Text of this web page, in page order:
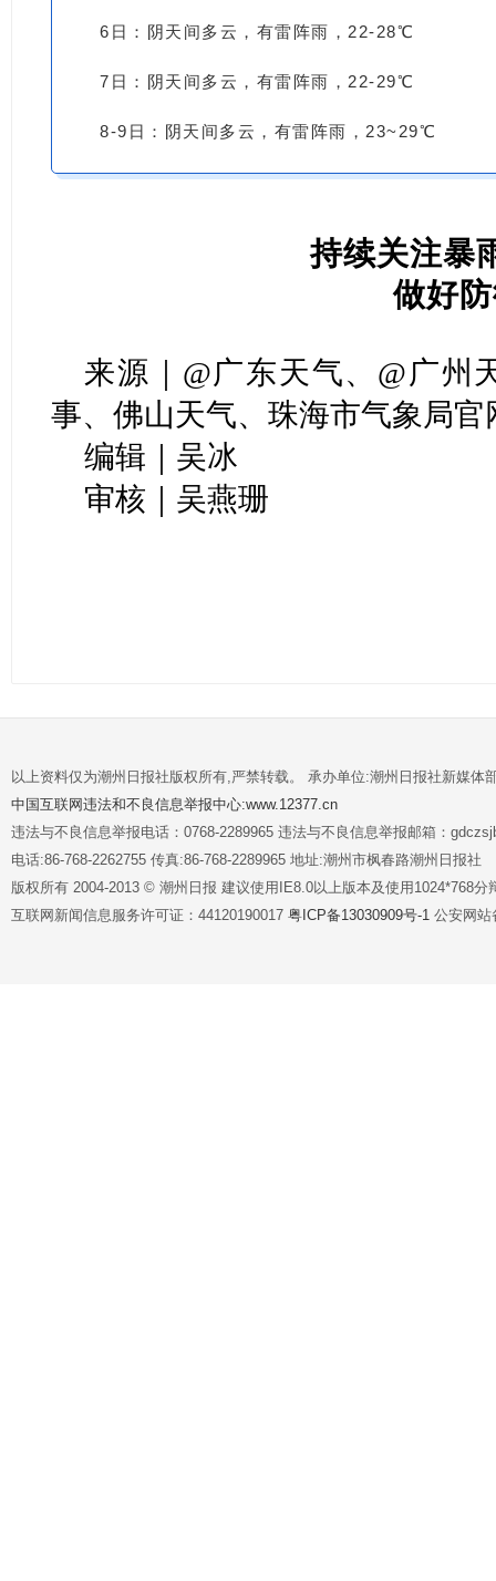
6日：阴天间多云，有雷阵雨，22-28℃
7日：阴天间多云，有雷阵雨，22-29℃
8-9日：阴天间多云，有雷阵雨，23~29℃
持续关注暴
做好
来源｜@广东天气、@广州
事、佛山天气、珠海市气象局
编辑｜吴冰
审核｜吴燕珊
以上资料仅为潮州日报社版权所有,严禁转载。 承办单位:潮州日报社新媒体
中国互联网违法和不良信息举报中心:www.12377.cn
违法与不良信息举报电话：0768-2289965 违法与不良信息举报邮箱：
电话:86-768-2262755 传真:86-768-2289965 地址:潮州市枫春路潮州日报社
版权所有 2004-2013 © 潮州日报 建议使用IE8.0以上版本及使用1024*768分
互联网新闻信息服务许可证：44120190017 粤ICP备13030909号-1 公安网站